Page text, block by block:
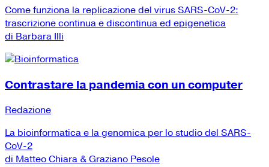
Come funziona la replicazione del virus SARS-CoV-2:
trascrizione continua e discontinua ed epigenetica
di Barbara Illi
Contrastare la pandemia con un computer
Redazione
La bioinformatica e la genomica per lo studio del SARS-
CoV-2
di Matteo Chiara & Graziano Pesole